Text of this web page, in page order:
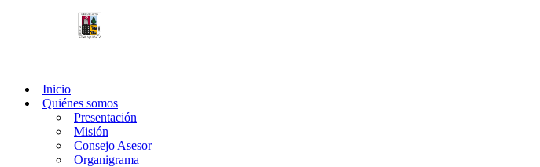
Inicio
Quiénes somos
Presentación
Misión
Consejo Asesor
Organigrama